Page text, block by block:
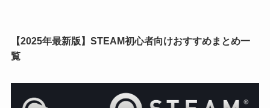
【2025年最新版】STEAM初心者向けおすすめまとめ一
覧